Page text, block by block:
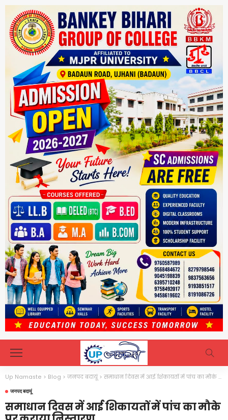
Up Namaste > Blog > जनपद बदायूं> समाधान दिवस में आई शिकायतों में पांच का मौके पर कराया निस्तारण
जनपद बदायूं
समाधान दिवस में आई शिकायतों में पांच का मौके